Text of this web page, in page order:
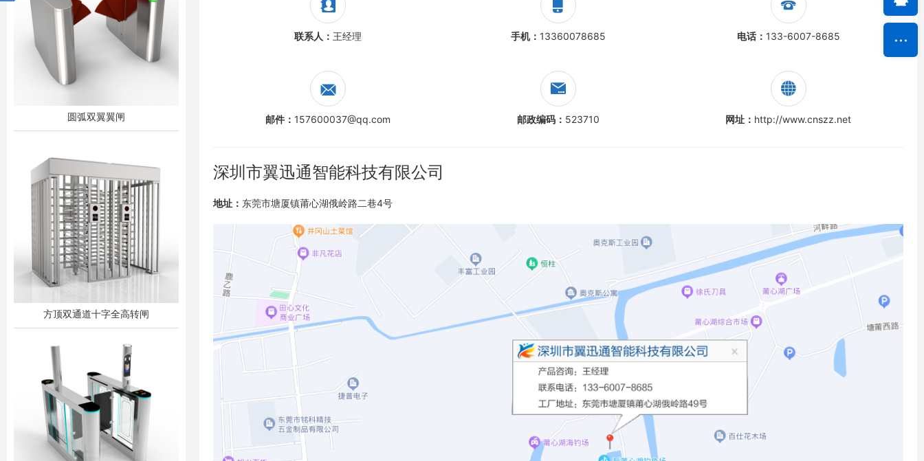
圆弧双翼翼闸
方顶双通道十字全高转闸
联系人： 王经理 手机： 13360078685 电话： 133-6007-8685
邮件： 157600037@qq.com 邮政编码： 523710 网址： http://www.cnszz.net
深圳市翼迅通智能科技有限公司
地址： 东莞市塘厦镇莆心湖俄岭路二巷4号